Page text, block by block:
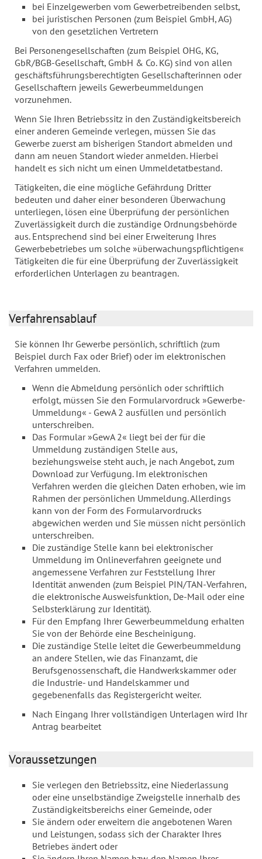
bei Einzelgewerben vom Gewerbetreibenden selbst,
bei juristischen Personen (zum Beispiel GmbH, AG)
von den gesetzlichen Vertretern
Bei Personengesellschaften (zum Beispiel OHG, KG,
GbR/BGB-Gesellschaft, GmbH & Co. KG) sind von allen
geschäftsführungsberechtigten Gesellschafterinnen oder
Gesellschaftern jeweils Gewerbeummeldungen
vorzunehmen.
Wenn Sie Ihren Betriebssitz in den Zuständigkeitsbereich
einer anderen Gemeinde verlegen, müssen Sie das
Gewerbe zuerst am bisherigen Standort abmelden und
dann am neuen Standort wieder anmelden. Hierbei
handelt es sich nicht um einen Ummeldetatbestand.
Tätigkeiten, die eine mögliche Gefährdung Dritter
bedeuten und daher einer besonderen Überwachung
unterliegen, lösen eine Überprüfung der persönlichen
Zuverlässigkeit durch die zuständige Ordnungsbehörde
aus. Entsprechend sind bei einer Erweiterung Ihres
Gewerbebetriebes um solche »überwachungspflichtigen«
Tätigkeiten die für eine Überprüfung der Zuverlässigkeit
erforderlichen Unterlagen zu beantragen.
Verfahrensablauf
Sie können Ihr Gewerbe persönlich, schriftlich (zum
Beispiel durch Fax oder Brief) oder im elektronischen
Verfahren ummelden.
Wenn die Abmeldung persönlich oder schriftlich
erfolgt, müssen Sie den Formularvordruck »Gewerbe-
Ummeldung« - GewA 2 ausfüllen und persönlich
unterschreiben.
Das Formular »GewA 2« liegt bei der für die
Ummeldung zuständigen Stelle aus,
beziehungsweise steht auch, je nach Angebot, zum
Download zur Verfügung. Im elektronischen
Verfahren werden die gleichen Daten erhoben, wie im
Rahmen der persönlichen Ummeldung. Allerdings
kann von der Form des Formularvordrucks
abgewichen werden und Sie müssen nicht persönlich
unterschreiben.
Die zuständige Stelle kann bei elektronischer
Ummeldung im Onlineverfahren geeignete und
angemessene Verfahren zur Feststellung Ihrer
Identität anwenden (zum Beispiel PIN/TAN-Verfahren,
die elektronische Ausweisfunktion, De-Mail oder eine
Selbsterklärung zur Identität).
Für den Empfang Ihrer Gewerbeummeldung erhalten
Sie von der Behörde eine Bescheinigung.
Die zuständige Stelle leitet die Gewerbeummeldung
an andere Stellen, wie das Finanzamt, die
Berufsgenossenschaft, die Handwerkskammer oder
die Industrie- und Handelskammer und
gegebenenfalls das Registergericht weiter.
Nach Eingang Ihrer vollständigen Unterlagen wird Ihr
Antrag bearbeitet
Voraussetzungen
Sie verlegen den Betriebssitz, eine Niederlassung
oder eine unselbständige Zweigstelle innerhalb des
Zuständigkeitsbereichs einer Gemeinde, oder
Sie ändern oder erweitern die angebotenen Waren
und Leistungen, sodass sich der Charakter Ihres
Betriebes ändert oder